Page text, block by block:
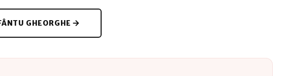
GHEORGHE